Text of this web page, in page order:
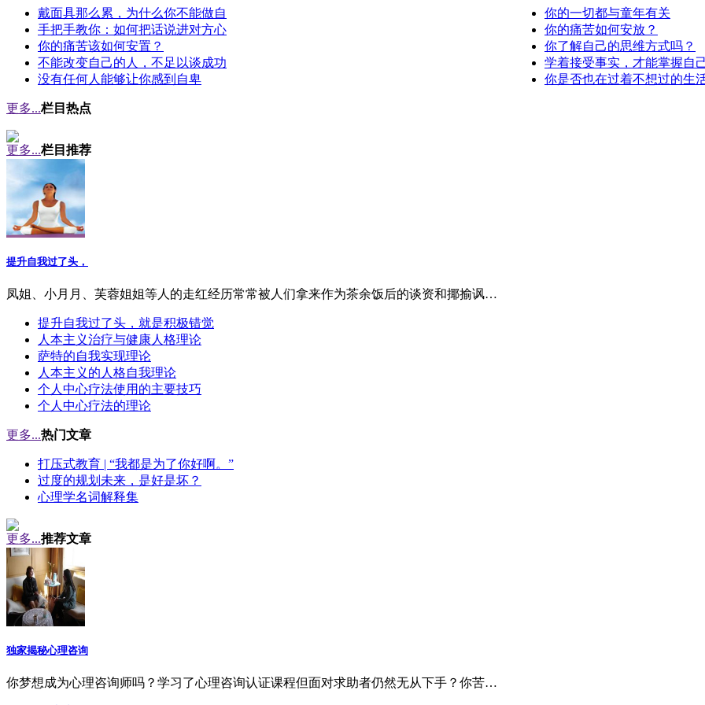
戴面具那么累，为什么你不能做自
你的一切都与童年有关
手把手教你：如何把话说进对方心
你的痛苦如何安放？
你的痛苦该如何安置？
你了解自己的思维方式吗？
不能改变自己的人，不足以谈成功
学着接受事实，才能掌握自
没有任何人能够让你感到自卑
你是否也在过着不想过的生
更多...栏目热点
更多...栏目推荐
提升自我过了头，
凤姐、小月月、芙蓉姐姐等人的走红经历常常被人们拿来作为茶余饭后的谈资和揶揄讽…
提升自我过了头，就是积极错觉
人本主义治疗与健康人格理论
萨特的自我实现理论
人本主义的人格自我理论
个人中心疗法使用的主要技巧
个人中心疗法的理论
更多...热门文章
打压式教育 | “我都是为了你好啊。”
过度的规划未来，是好是坏？
心理学名词解释集
更多...推荐文章
独家揭秘心理咨询
你梦想成为心理咨询师吗？学习了心理咨询认证课程但面对求助者仍然无从下手？你苦…